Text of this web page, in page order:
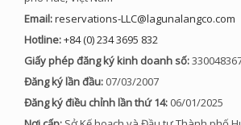
Email:reservations-LLC@lagunalangco.com
Hotline:+84 (0) 234 3695 832
Giấy phép đăng ký kinh doanh số:
Đăng ký lần đầu: 07/03/2007
Đăng ký điều chỉnh lần thứ 14: 06/01/2025